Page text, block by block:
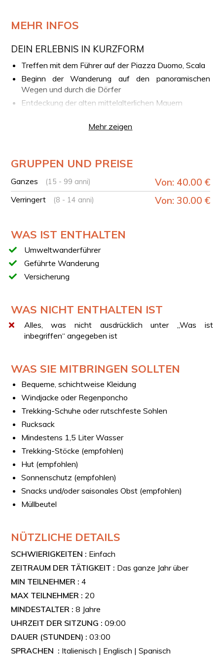
MEHR INFOS
DEIN ERLEBNIS IN KURZFORM
Treffen mit dem Führer auf der Piazza Duomo, Scala
Beginn der Wanderung auf den panoramischen
Wegen und durch die Dörfer
Entdeckung der alten mittelalterlichen Mauern
TECHNISCHE DATEN
Streckenlänge: 3 km
Höhenunterschied: 300 m
Schwierigkeit: T (Touristenweg)
Teilnehmern erforderlich. Sollte die Mindestanzahl nicht
erreicht werden, wird unser Kundenservice dich
spätestens am Vortag der Erfahrung kontaktieren, um
die passende Lösung für dich zu finden oder dir eine
Rückerstattung der Erfahrung anzubieten.
Mehr zeigen
GRUPPEN UND PREISE
Ganzes (15 - 99 anni) Von: 40.00 €
Verringert (8 - 14 anni) Von: 30.00 €
WAS IST ENTHALTEN
Umweltwanderführer
Geführte Wanderung
Versicherung
WAS NICHT ENTHALTEN IST
Alles, was nicht ausdrücklich unter „Was ist
inbegriffen“ angegeben ist
WAS SIE MITBRINGEN SOLLTEN
Bequeme, schichtweise Kleidung
Windjacke oder Regenponcho
Trekking-Schuhe oder rutschfeste Sohlen
Rucksack
Mindestens 1,5 Liter Wasser
Trekking-Stöcke (empfohlen)
Hut (empfohlen)
Sonnenschutz (empfohlen)
Snacks und/oder saisonales Obst (empfohlen)
Müllbeutel
NÜTZLICHE DETAILS
SCHWIERIGKEITEN : Einfach
ZEITRAUM DER TÄTIGKEIT : Das ganze Jahr über
MIN TEILNEHMER :4
MAX TEILNEHMER :20
MINDESTALTER :8 Jahre
UHRZEIT DER SITZUNG :09:00
DAUER (STUNDEN) :03:00
SPRACHEN : Italienisch | Englisch | Spanisch